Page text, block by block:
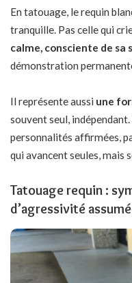
En tatouage, le requin
tranquille. Pas celle qui
calme, consciente de sa
démonstration
Il représente aussi une
souvent seul,
personnalités affirmées,
qui avancent seules, mais
Tatouage requin :
d’agressivité